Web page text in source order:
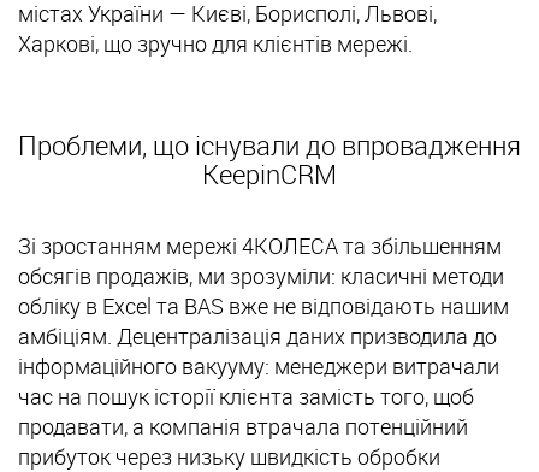
містах України — Києві, Борисполі, Львові,
Харкові, що зручно для клієнтів мережі.
Проблеми, що існували до впровадження
KeepinCRM
Зі зростанням мережі 4КОЛЕСА та збільшенням
обсягів продажів, ми зрозуміли: класичні методи
обліку в Excel та BAS вже не відповідають нашим
амбіціям. Децентралізація даних призводила до
інформаційного вакууму: менеджери витрачали
час на пошук історії клієнта замість того, щоб
продавати, а компанія втрачала потенційний
прибуток через низьку швидкість обробки